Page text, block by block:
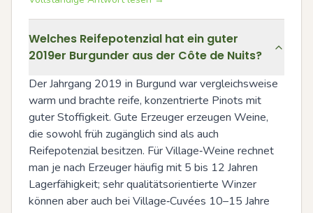
Welches Reifepotenzial hat ein guter
2019er Burgunder aus der Côte de Nuits?
Der Jahrgang 2019 in Burgund war vergleichsweise
warm und brachte reife, konzentrierte Pinots mit
guter Stoffigkeit. Gute Erzeuger erzeugen Weine,
die sowohl früh zugänglich sind als auch
Reifepotenzial besitzen. Für Village‑Weine rechnet
man je nach Erzeuger häufig mit 5 bis 12 Jahren
Lagerfähigkeit; sehr qualitätsorientierte Winzer
können aber auch bei Village‑Cuvées 10–15 Jahre